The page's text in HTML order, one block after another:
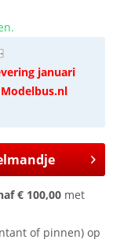
januari
€ 100,00 met
of pinnen) op